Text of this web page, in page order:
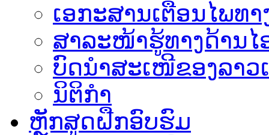
ເອ​ກະ​ສານເຕືອນໄພທາ
ສາລະໜ້າຮູ້ທາງດ້ານໄ
ບົດນຳສະເໜີຂອງລາວ
ນິຕິກຳ
ຫຼັກສູດຝືກອົບຮົມ